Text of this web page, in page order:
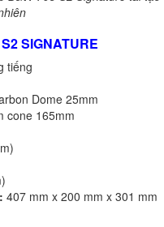
SIGNATURE
tiếng
Dome 25mm
cone 165mm
407 mm x 200 mm x 301 mm